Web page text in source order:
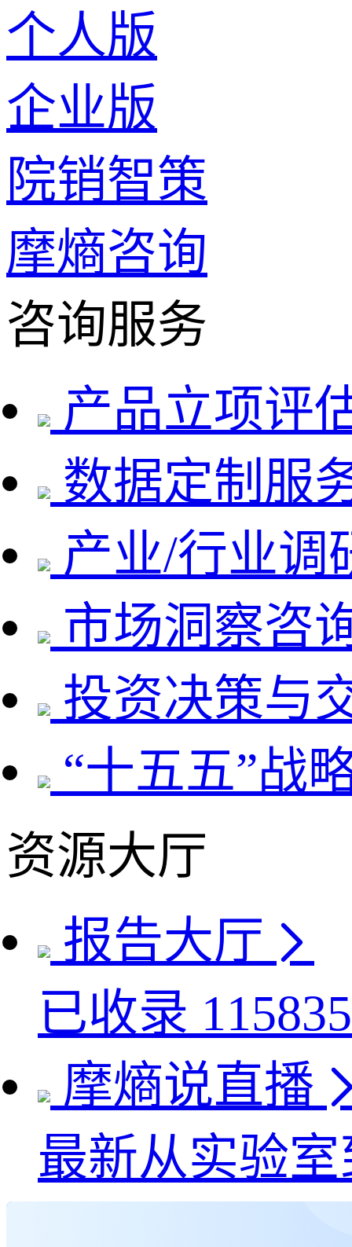
个人版
企业版
院销智策
摩熵咨询
咨询服务
产品立项评
数据定制服
产业/行业调
市场洞察咨
投资决策与
“十五五”战
资源大厅
报告大厅
已收录 115835
摩熵说直播
最新从实验